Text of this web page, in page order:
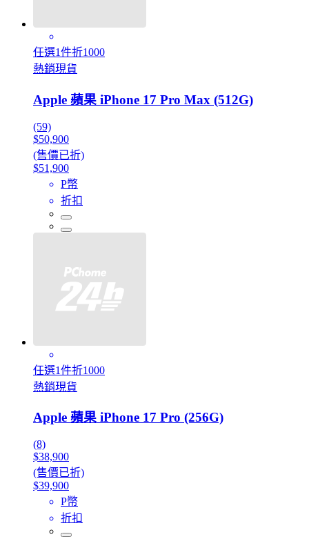
任選1件折1000
熱銷現貨
Apple 蘋果 iPhone 17 Pro Max (512G)
(59)
$50,900
(售價已折)
$51,900
P幣
折扣
任選1件折1000
熱銷現貨
Apple 蘋果 iPhone 17 Pro (256G)
(8)
$38,900
(售價已折)
$39,900
P幣
折扣